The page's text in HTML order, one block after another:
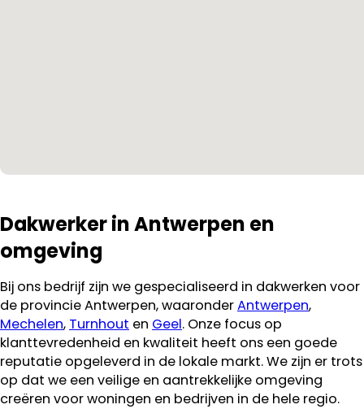
Dakwerker in Antwerpen en
omgeving
Bij ons bedrijf zijn we gespecialiseerd in dakwerken voor
de provincie Antwerpen, waaronderAntwerpen,
Mechelen, Turnhout en Geel. Onze focus op
klanttevredenheid en kwaliteit heeft ons een goede
reputatie opgeleverd in de lokale markt. We zijn er trots
op dat we een veilige en aantrekkelijke omgeving
creëren voor woningen en bedrijven in de hele regio.